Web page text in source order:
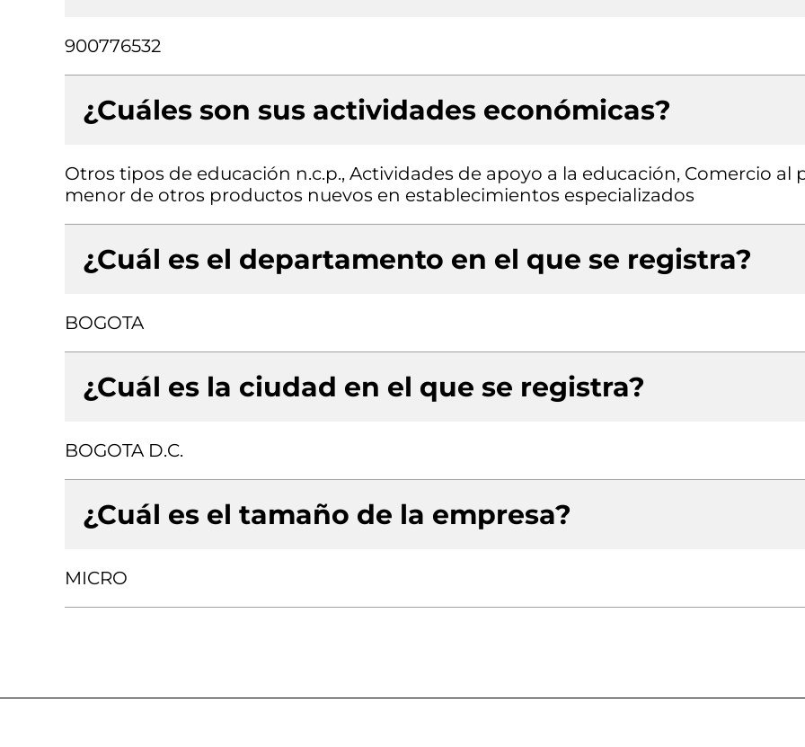
900776532
¿Cuáles son sus actividades económicas?
Otros tipos de educación n.c.p., Actividades de apoyo a la educación, Comercio al
menor de otros productos nuevos en establecimientos especializados
¿Cuál es el departamento en el que se registra?
BOGOTA
¿Cuál es la ciudad en el que se registra?
BOGOTA D.C.
¿Cuál es el tamaño de la empresa?
MICRO